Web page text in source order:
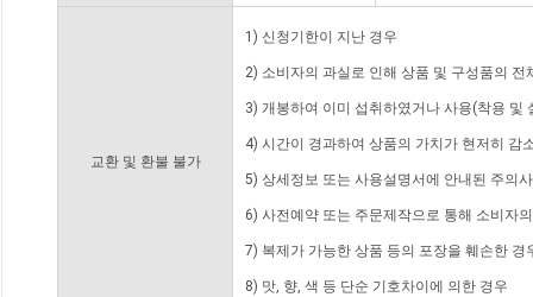
교환 및 환불 불가
1) 신청기한이 지난 경우
2) 소비자의 과실로 인해 상품 및 구성품의
3) 개봉하여 이미 섭취하였거나 사용(착용 및
4) 시간이 경과하여 상품의 가치가 현저히 감
5) 상세정보 또는 사용설명서에 안내된 주의
6) 사전예약 또는 주문제작으로 통해 소비자
7) 복제가 가능한 상품 등의 포장을 훼손한 경
8) 맛, 향, 색 등 단순 기호차이에 의한 경우